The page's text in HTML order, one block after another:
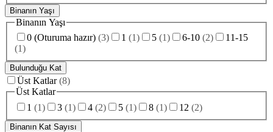
Binanın Yaşı
Binanın Yaşı
0 (Oturuma hazır) (3) 1 (1) 5 (1) 6-10 (2)
11-15
(1)
Bulunduğu Kat
Üst Katlar (8)
Üst Katlar
1 (1) 3 (1) 4 (2) 5 (1) 8 (1) 12 (2)
Binanın Kat Sayısı